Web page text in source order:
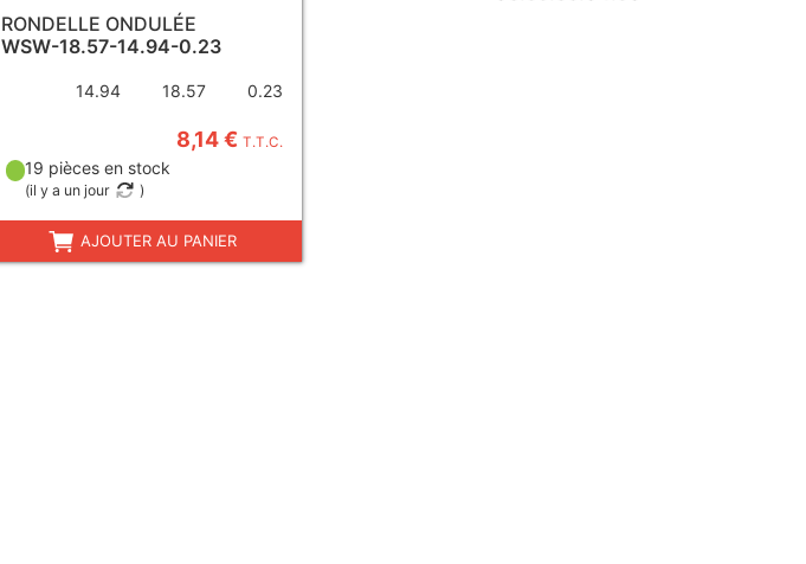
RONDELLE ONDULÉE
WSW-18.57-14.94-0.23
14.94 18.57 0.23
8,14 € T.T.C.
19 pièces en stock
(il y a un jour )
AJOUTER AU PANIER